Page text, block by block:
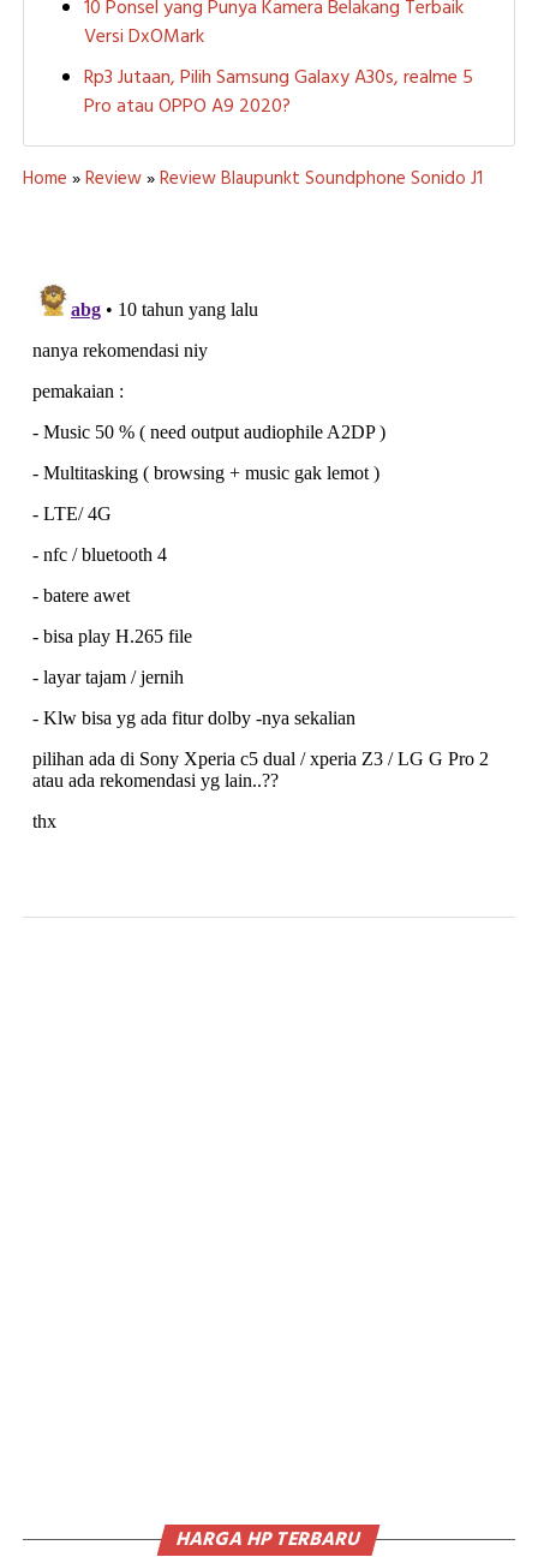
10 Ponsel yang Punya Kamera Belakang Terbaik
Versi DxOMark
Rp3 Jutaan, Pilih Samsung Galaxy A30s, realme 5
Pro atau OPPO A9 2020?
Home »Review»Review Blaupunkt Soundphone Sonido J1
HARGA HP TERBARU